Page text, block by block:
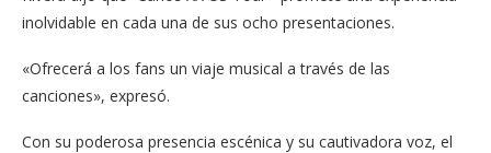
inolvidable en cada una de sus ocho presentaciones.
«Ofrecerá a los fans un viaje musical a través de las
canciones», expresó.
Con su poderosa presencia escénica y su cautivadora voz, el